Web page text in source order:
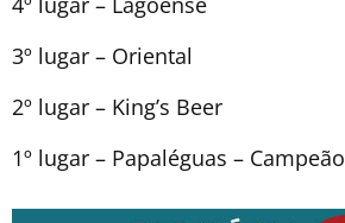
3º lugar – Oriental
2º lugar – King’s Beer
1º lugar – Papaléguas – Campeão